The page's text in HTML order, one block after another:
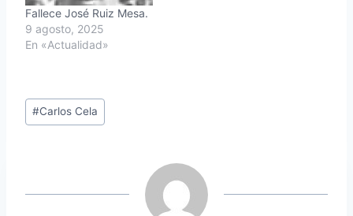
Fallece José Ruiz Mesa.
9 agosto, 2025
En «Actualidad»
Etiquetas
de
#Carlos Cela